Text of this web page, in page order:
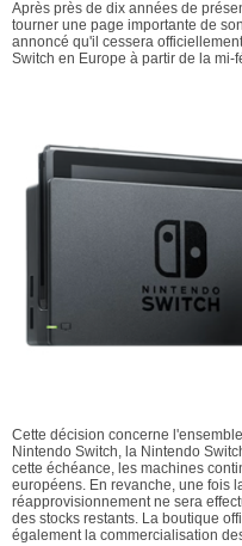
Après près de dix années de
tourner une page importante de
annoncé qu'il cessera
Switch en Europe à partir de la mi-
Cette décision concerne
Nintendo Switch, la Nintendo
cette échéance, les machines
européens. En revanche, une fois
réapprovisionnement ne sera
des stocks restants. La boutique
également la commercialisation